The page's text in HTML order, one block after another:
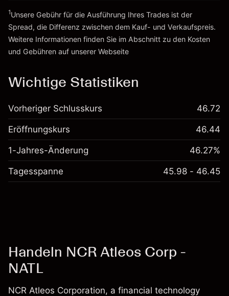
Zur Plattform
1Unsere Gebühr für die Ausführung Ihres Trades ist der
Spread, die Differenz zwischen dem Kauf- und Verkaufspreis.
Weitere Informationen finden Sie im Abschnitt zu den Kosten
und Gebühren auf unserer Webseite
Wichtige Statistiken
Vorheriger Schlusskurs 46.72
Eröffnungskurs 46.44
1-Jahres-Änderung 46.27%
Tagesspanne 45.98 - 46.45
Handeln NCR Atleos Corp -
NATL
NCR Atleos Corporation, a financial technology